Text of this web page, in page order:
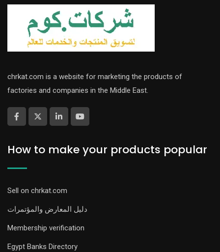
chrkat.com is a website for marketing the products of
factories and companies in the Middle East.
How to make your products popular
Sell on chrkat.com
دليل المعارض والمؤتمرات
Membership verification
Egypt Banks Directory